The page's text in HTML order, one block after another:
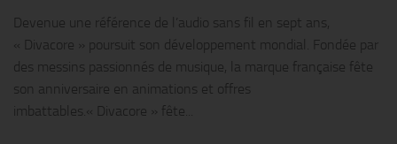
Devenue une référence de l’audio sans fil en sept ans,
« Divacore » poursuit son développement mondial. Fondée par
des messins passionnés de musique, la marque française fête
son anniversaire en animations et offres
imbattables.« Divacore » fête...